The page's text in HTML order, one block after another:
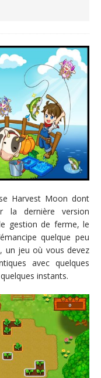
Harvest Moon dont
la dernière version
gestion de ferme, le
quelque peu
un jeu où vous devez
avec quelques
instants.